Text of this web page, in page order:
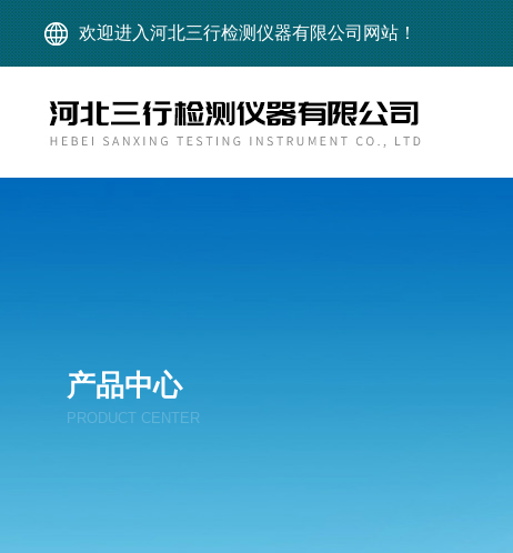
欢迎进入河北三行检测仪器有限公司网站！
产品中心
PRODUCT CENTER